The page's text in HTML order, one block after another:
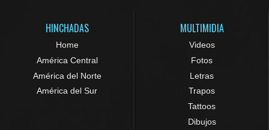
HINCHADAS
Home
América Central
América del Norte
América del Sur
MULTIMIDIA
Videos
Fotos
Letras
Trapos
Tattoos
Dibujos